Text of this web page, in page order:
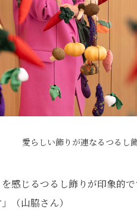
愛らしい飾りが連なるつるし飾
感じるつるし飾りが印象的
（山脇さん）